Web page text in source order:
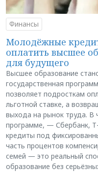
Финансы
Молодёжные
оплатить высшее
для будущего
Высшее образование
государственная
позволяет подросткам
льготной ставке, а
выхода на рынок труда. В
программе, — Сбербанк,
кредиты под
часть процентов
семей — это реальный
образование без